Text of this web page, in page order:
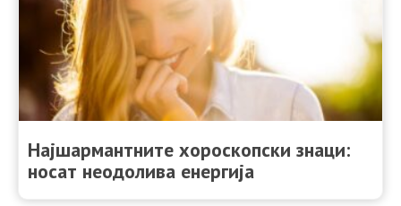
Најшармантните хороскопски знаци:
носат неодолива енергија